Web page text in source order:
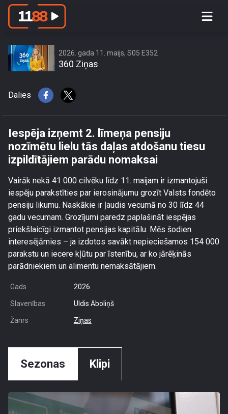
Iespēja izņemt 2. līmeņa pensiju
tiesu izpildītājiem parādu nomaksai
2026. gada 11. maijs, S05 E352
360 Ziņas
Dalies
Iespēja izņemt 2. līmeņa pensiju
nozīmētu lielu tās daļas atdošanu tiesu
izpildītājiem parādu nomaksai
Vairāk nekā 41 000 cilvēku līdz 11. maijam ir izmantojuši
iespēju parakstīties par ierosinājumu grozīt Valsts fondēto
pensiju likumu. Naskākie ir ļaudis vecumā no 30 līdz 44
gadu vecumam. Grozījumi paredz paplašināt iespējas
priekšlaicīgi izmantot pensijas kapitālu. Mēs šodien
interesējāmies – ja izdotos savākt nepieciešamos 154 000
parakstu un iecere kļūtu par īstenību, ar ko jārēķinās
parādniekiem un alimentu nemaksātājiem.
Gads 2026
Slavenības Uldis Āboliņš
Žanrs Ziņas
Sezonas Klipi